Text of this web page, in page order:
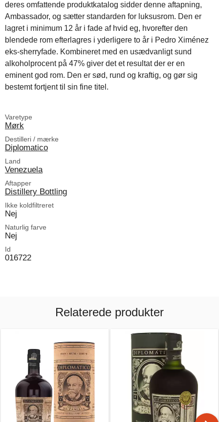
deres omfattende produktkatalog sidder denne aftapning,
Ambassador, og sætter standarden for luksusrom. Den er
lagret i minimum 12 år i fade af hvid eg, hvorefter den
blendede rom efterlagres i yderligere to år i Pedro Ximénez
eks-sherryfade. Kombineret med en usædvanligt sund
alkoholprocent på 47% giver det et resultat der er en
eminent god rom. Den er sød, rund og kraftig, og gør sig
bestemt fortjent til sin fine titel.
Varetype
Mørk
Destilleri / mærke
Diplomatico
Land
Venezuela
Aftapper
Distillery Bottling
Ikke koldfiltreret
Nej
Naturlig farve
Nej
Id
016722
Relaterede produkter